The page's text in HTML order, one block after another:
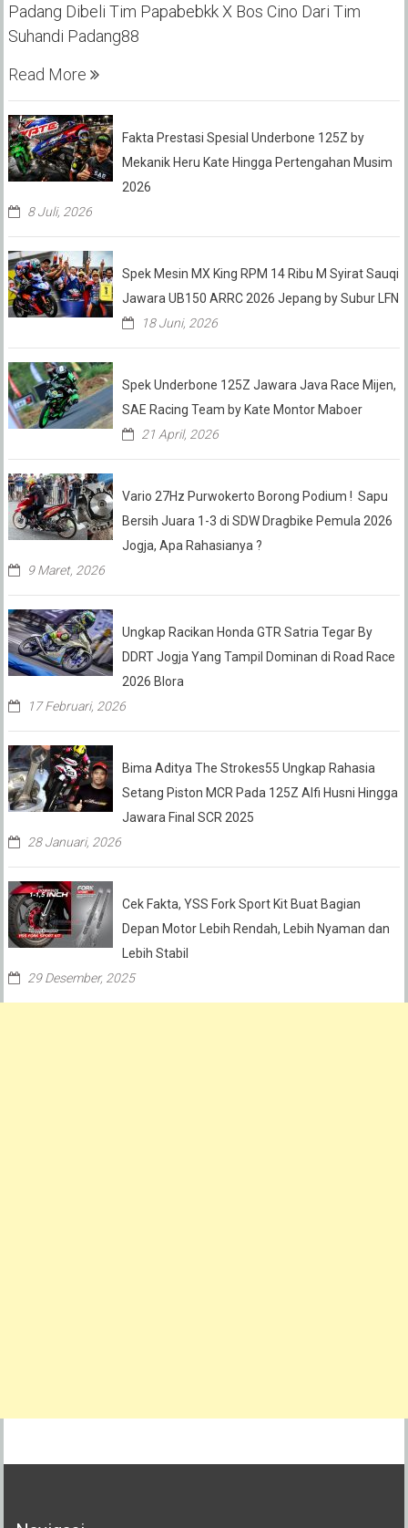
Padang Dibeli Tim Papabebkk X Bos Cino Dari Tim
Suhandi Padang88
Read More
Fakta Prestasi Spesial Underbone 125Z by
Mekanik Heru Kate Hingga Pertengahan Musim
2026
8 Juli, 2026
Spek Mesin MX King RPM 14 Ribu M Syirat Sauqi
Jawara UB150 ARRC 2026 Jepang by Subur LFN
18 Juni, 2026
Spek Underbone 125Z Jawara Java Race Mijen,
SAE Racing Team by Kate Montor Maboer
21 April, 2026
Vario 27Hz Purwokerto Borong Podium ! Sapu
Bersih Juara 1-3 di SDW Dragbike Pemula 2026
Jogja, Apa Rahasianya ?
9 Maret, 2026
Ungkap Racikan Honda GTR Satria Tegar By
DDRT Jogja Yang Tampil Dominan di Road Race
2026 Blora
17 Februari, 2026
Bima Aditya The Strokes55 Ungkap Rahasia
Setang Piston MCR Pada 125Z Alfi Husni Hingga
Jawara Final SCR 2025
28 Januari, 2026
Cek Fakta, YSS Fork Sport Kit Buat Bagian
Depan Motor Lebih Rendah, Lebih Nyaman dan
Lebih Stabil
29 Desember, 2025